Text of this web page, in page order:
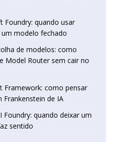
Foundry: quando usar
modelo fechado
de modelos: como
Model Router sem cair no
Framework: como pensar
de IA
Foundry: quando deixar um
sentido